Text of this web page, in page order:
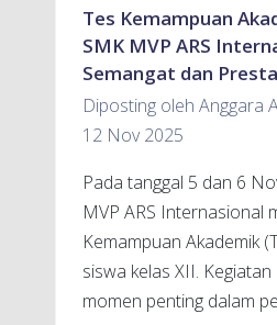
Tes Kemampuan
SMK MVP ARS
Semangat dan
Diposting oleh Anggara
12 Nov 2025
Pada tanggal 5 dan 6
MVP ARS Internasional
Kemampuan Akademik
siswa kelas XII.
momen penting dalam